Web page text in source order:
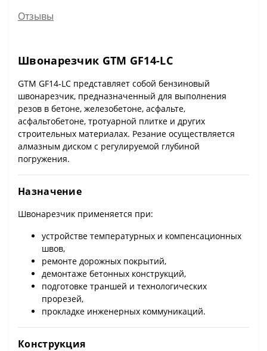
Отзывы
Швонарезчик GTM GF14-LC
GTM GF14-LC представляет собой бензиновый
швонарезчик, предназначенный для выполнения
резов в бетоне, железобетоне, асфальте,
асфальтобетоне, тротуарной плитке и других
строительных материалах. Резание осуществляется
алмазным диском с регулируемой глубиной
погружения.
Назначение
Швонарезчик применяется при:
устройстве температурных и компенсационных
швов,
ремонте дорожных покрытий,
демонтаже бетонных конструкций,
подготовке траншей и технологических
прорезей,
прокладке инженерных коммуникаций.
Конструкция